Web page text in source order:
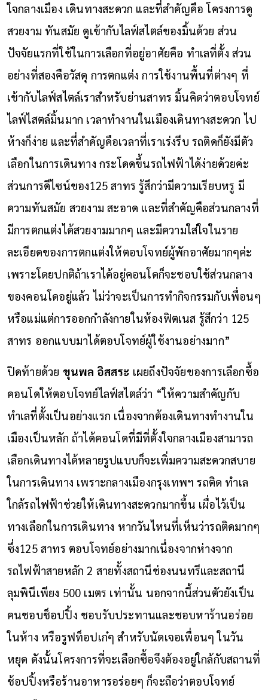
ใจกลางเมือง เดินทางสะดวก และที่สำคัญคือ โครงการดู
สวยงาม ทันสมัย ดูเข้ากับไลฟ์สไตล์ของมิ้นด้วย ส่วน
ปัจจัยแรกที่ใช้ในการเลือกที่อยู่อาศัยคือ ทำเลที่ตั้ง ส่วน
อย่างที่สองคือวัสดุ การตกแต่ง การใช้งานพื้นที่ต่างๆ ที่
เข้ากับไลฟ์สไตล์เราสำหรับย่านสาทร มิ้นคิดว่าตอบโจทย์
ไลฟ์ไสตล์มิ้นมาก เวลาทำงานในเมืองเดินทางสะดวก ไป
ห้างก็ง่าย และที่สำคัญคือเวลาที่เราเร่งรีบ รถติดก็ยังมีตัว
เลือกในการเดินทาง กระโดดขึ้นรถไฟฟ้าได้ง่ายด้วยค่ะ
ส่วนการดีไซน์ของ125 สาทร รู้สึกว่ามีความเรียบหรู มี
ความทันสมัย สวยงาม สะอาด และที่สำคัญคือส่วนกลางที่
มีการตกแต่งได้สวยงามมากๆ และมีความใส่ใจในราย
ละเอียดของการตกแต่งให้ตอบโจทย์ผู้พักอาศัยมากๆค่ะ
เพราะโดยปกติถ้าเราได้อยู่คอนโดก็จะชอบใช้ส่วนกลาง
ของคอนโดอยู่แล้ว ไม่ว่าจะเป็นการทำกิจกรรมกับเพื่อนๆ
หรือแม่แต่การออกกำลังกายในห้องฟิตเนส รู้สึกว่า 125
สาทร ออกแบบมาได้ตอบโจทย์ผู้ใช้งานอย่างมาก”
ปิดท้ายด้วย ขุนพล อิสสระ เผยถึงปัจจัยของการเลือกซื้อ
คอนโดให้ตอบโจทย์ไลฟ์สไตล์ว่า “ให้ความสำคัญกับ
ทำเลที่ตั้งเป็นอย่างแรก เนื่องจากต้องเดินทางทำงานใน
เมืองเป็นหลัก ถ้าได้คอนโดที่มีที่ตั้งใจกลางเมืองสามารถ
เลือกเดินทางได้หลายรูปแบบก็จะเพิ่มความสะดวกสบาย
ในการเดินทาง เพราะกลางเมืองกรุงเทพฯ รถติด ทำเล
ใกล้รถไฟฟ้าช่วยให้เดินทางสะดวกมากขึ้น เผื่อไว้เป็น
ทางเลือกในการเดินทาง หากวันไหนที่เห็นว่ารถติดมากๆ
ซึ่ง125 สาทร ตอบโจทย์อย่างมากเนื่องจากห่างจาก
รถไฟฟ้าสายหลัก 2 สายทั้งสถานีช่องนนทรีและสถานี
ลุมพินีเพียง 500 เมตร เท่านั้น นอกจากนี้ส่วนตัวยังเป็น
คนชอบช็อปปิ้ง ชอบรับประทานและชอบหาร้านอร่อย
ในห้าง หรือรูฟท็อปเก๋ๆ สำหรับนัดเจอเพื่อนๆ ในวัน
หยุด ดังนั้นโครงการที่จะเลือกซื้อจึงต้องอยู่ใกล้กับสถานที่
ช้อปปิ้งหรือร้านอาหารอร่อยๆ ก็จะถือว่าตอบโจทย์